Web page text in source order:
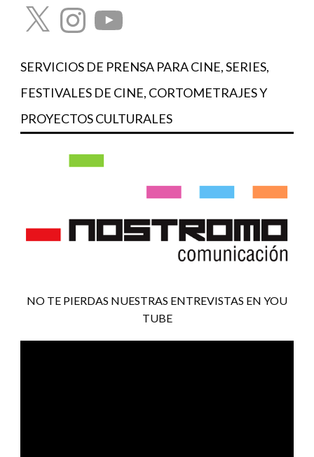
X InstagramYouTube
SERVICIOS DE PRENSA PARA CINE, SERIES,
FESTIVALES DE CINE, CORTOMETRAJES Y
PROYECTOS CULTURALES
NO TE PIERDAS NUESTRAS ENTREVISTAS EN YOU
TUBE